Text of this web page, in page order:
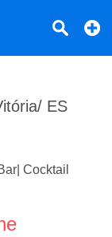
ES
Cocktail